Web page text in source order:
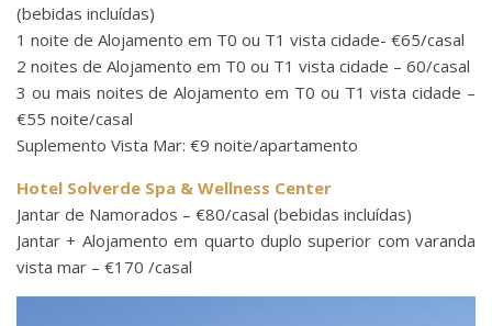
(bebidas incluídas)
1 noite de Alojamento em T0 ou T1 vista cidade- €65/casal
2 noites de Alojamento em T0 ou T1 vista cidade – 60/casal
3 ou mais noites de Alojamento em T0 ou T1 vista cidade –
€55 noite/casal
Suplemento Vista Mar: €9 noite/apartamento
Hotel Solverde Spa & Wellness Center
Jantar de Namorados – €80/casal (bebidas incluídas)
Jantar + Alojamento em quarto duplo superior com varanda
vista mar – €170 /casal